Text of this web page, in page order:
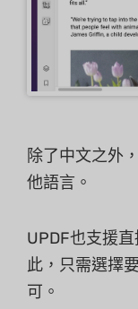
除了中文之外
他語言。
UPDF也支援
此，只需選擇
可。